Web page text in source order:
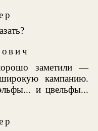
заметили —
кампанию.
и цвельфы...